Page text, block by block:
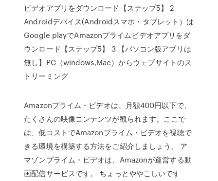
ビデオアプリをダウンロード【ステップ5】 2
Androidデバイス(Androidスマホ・タブレット）は
Google playでAmazonプライムビデオアプリをダ
ウンロード【ステップ5】 3 【パソコン版アプリは
無し】PC（windows,Mac）からウェブサイトのス
トリーミング
Amazonプライム・ビデオは、月額400円以下で、
たくさんの映像コンテンツが観られます。ここで
は、低コストでAmazonプライム・ビデオを視聴で
きる環境を構築する方法をご紹介しましょう。 ア
マゾンプライム・ビデオは、Amazonが運営する動
画配信サービスです。 ちょっとややこしいです